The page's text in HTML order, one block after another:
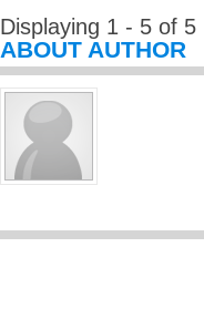
Displaying 1 - 5 of 5
ABOUT AUTHOR